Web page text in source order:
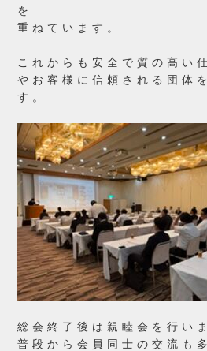
を
重ねています。
これからも安全で質の高い
やお客様に信頼される団体
す。
総会終了後は親睦会を行い
普段から会員同士の交流も